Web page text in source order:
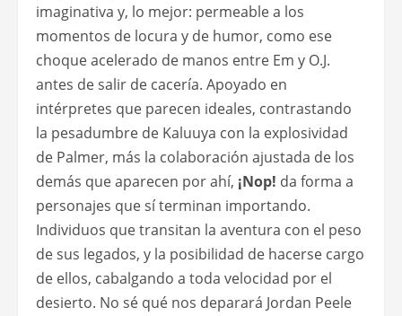
imaginativa y, lo mejor: permeable a los
momentos de locura y de humor, como ese
choque acelerado de manos entre Em y O.J.
antes de salir de cacería. Apoyado en
intérpretes que parecen ideales, contrastando
la pesadumbre de Kaluuya con la explosividad
de Palmer, más la colaboración ajustada de los
demás que aparecen por ahí, ¡Nop! da forma a
personajes que sí terminan importando.
Individuos que transitan la aventura con el peso
de sus legados, y la posibilidad de hacerse cargo
de ellos, cabalgando a toda velocidad por el
desierto. No sé qué nos deparará Jordan Peele